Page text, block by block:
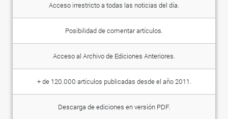
Acceso irrestricto a todas las noticias del día.
Posibilidad de comentar artículos.
Acceso al Archivo de Ediciones Anteriores.
+ de 120.000 artículos publicadas desde el año 2011.
Descarga de ediciones en versión PDF.